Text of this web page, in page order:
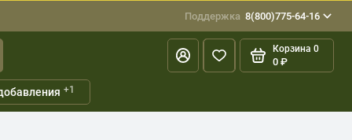
Поддержка 8(800)775-64-16
Корзина 0
0 ₽
+1